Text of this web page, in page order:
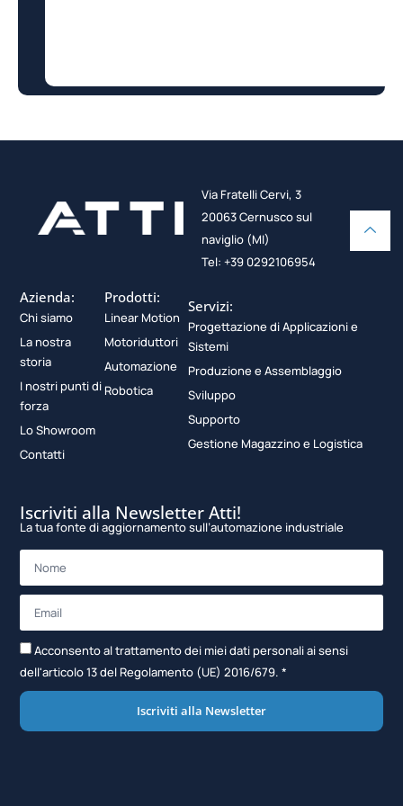
Via Fratelli Cervi, 3
20063 Cernusco sul
naviglio (MI)
Tel: +39 0292106954
Azienda:
Chi siamo
La nostra
storia
I nostri punti di
forza
Lo Showroom
Contatti
Prodotti:
Linear Motion
Motoriduttori
Automazione
Robotica
Servizi:
Progettazione di Applicazioni e
Sistemi
Produzione e Assemblaggio
Sviluppo
Supporto
Gestione Magazzino e Logistica
Iscriviti alla Newsletter Atti!
La tua fonte di aggiornamento sull’automazione industriale
Acconsento al trattamento dei miei dati personali ai sensi
dell'articolo 13 del Regolamento (UE) 2016/679. *
Iscriviti alla Newsletter